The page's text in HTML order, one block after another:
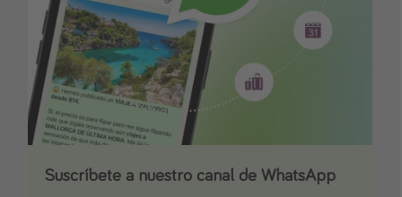
Suscríbete a nuestro canal de WhatsApp
Descarga nuestra app
¡Suscríbete a nuestro canal de Telegram!